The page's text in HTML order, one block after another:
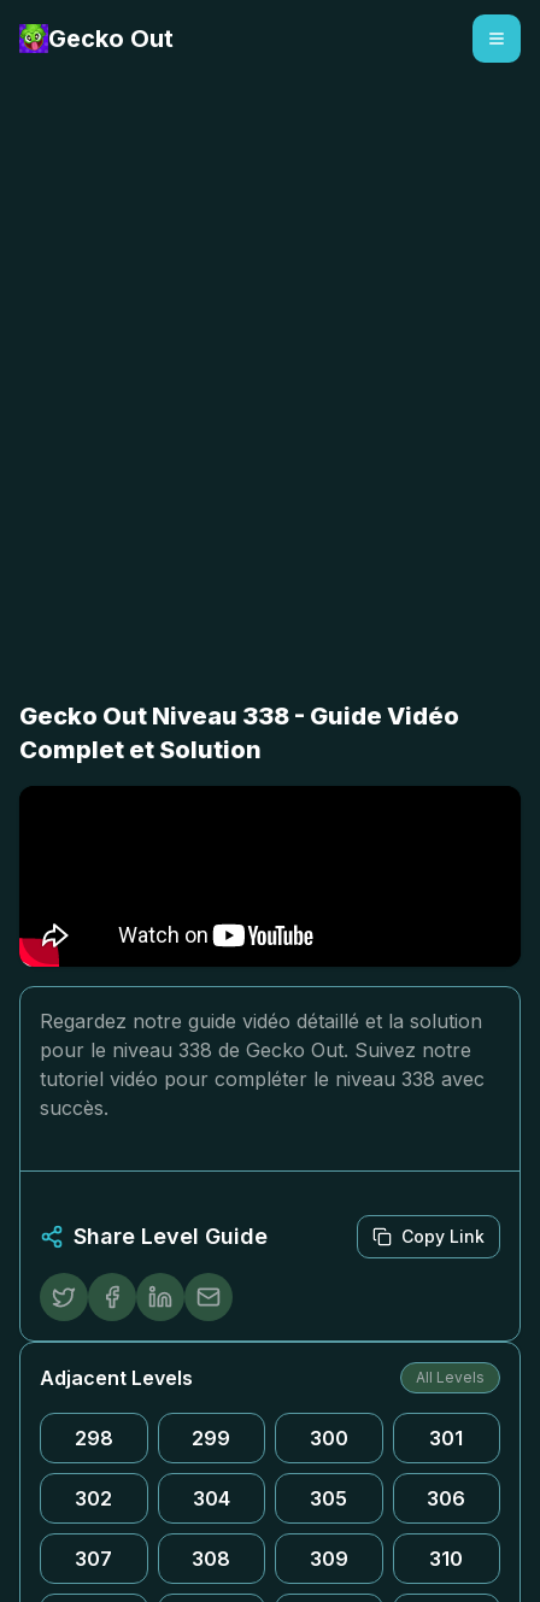
Gecko Out
Gecko Out Niveau 338 - Guide Vidéo
Complet et Solution
Regardez notre guide vidéo détaillé et la solution
pour le niveau 338 de Gecko Out. Suivez notre
tutoriel vidéo pour compléter le niveau 338 avec
succès.
Share Level Guide Copy Link
Adjacent Levels All Levels
298 299 300 301
302 304 305 306
307 308 309 310